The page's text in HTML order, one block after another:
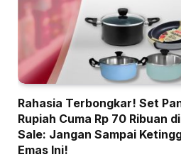
Rahasia Terbongkar! Set
Rupiah Cuma Rp 70 Ribuan
Sale: Jangan Sampai
Emas Ini!